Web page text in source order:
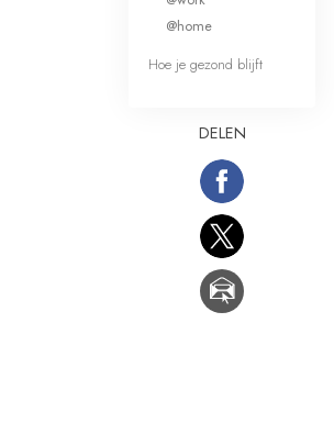
@home
Hoe je gezond blijft
DELEN